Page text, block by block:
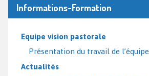
Informations-Formation
Equipe vision pastorale
Présentation du travail de l’équipe
Actualités